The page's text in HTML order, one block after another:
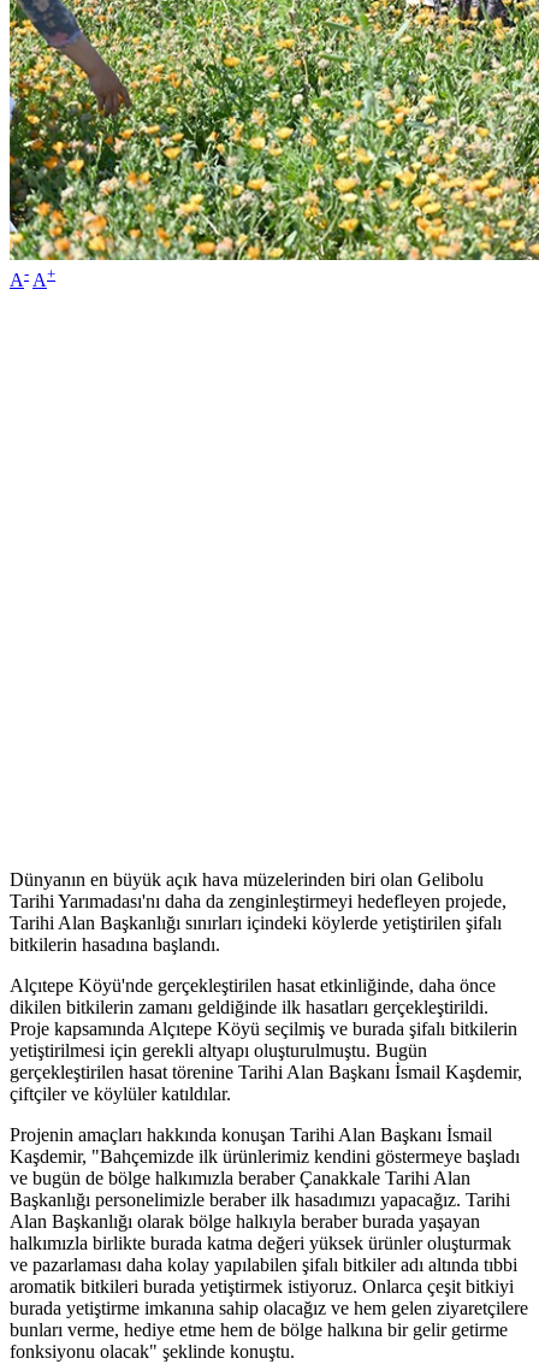
A- A+
Dünyanın en büyük açık hava müzelerinden biri olan Gelibolu
Tarihi Yarımadası'nı daha da zenginleştirmeyi hedefleyen projede,
Tarihi Alan Başkanlığı sınırları içindeki köylerde yetiştirilen şifalı
bitkilerin hasadına başlandı.
Alçıtepe Köyü'nde gerçekleştirilen hasat etkinliğinde, daha önce
dikilen bitkilerin zamanı geldiğinde ilk hasatları gerçekleştirildi.
Proje kapsamında Alçıtepe Köyü seçilmiş ve burada şifalı bitkilerin
yetiştirilmesi için gerekli altyapı oluşturulmuştu. Bugün
gerçekleştirilen hasat törenine Tarihi Alan Başkanı İsmail Kaşdemir,
çiftçiler ve köylüler katıldılar.
Projenin amaçları hakkında konuşan Tarihi Alan Başkanı İsmail
Kaşdemir, "Bahçemizde ilk ürünlerimiz kendini göstermeye başladı
ve bugün de bölge halkımızla beraber Çanakkale Tarihi Alan
Başkanlığı personelimizle beraber ilk hasadımızı yapacağız. Tarihi
Alan Başkanlığı olarak bölge halkıyla beraber burada yaşayan
halkımızla birlikte burada katma değeri yüksek ürünler oluşturmak
ve pazarlaması daha kolay yapılabilen şifalı bitkiler adı altında tıbbi
aromatik bitkileri burada yetiştirmek istiyoruz. Onlarca çeşit bitkiyi
burada yetiştirme imkanına sahip olacağız ve hem gelen ziyaretçilere
bunları verme, hediye etme hem de bölge halkına bir gelir getirme
fonksiyonu olacak" şeklinde konuştu.